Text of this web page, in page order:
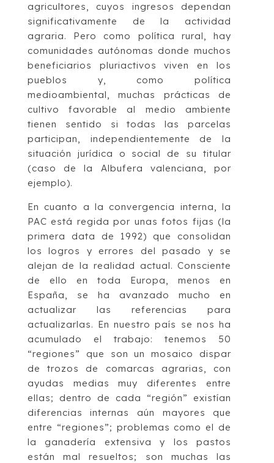
agricultores, cuyos ingresos dependan
significativamente de la actividad
agraria. Pero como política rural, hay
comunidades autónomas donde muchos
beneficiarios pluriactivos viven en los
pueblos y, como política
medioambiental, muchas prácticas de
cultivo favorable al medio ambiente
tienen sentido si todas las parcelas
participan, independientemente de la
situación jurídica o social de su titular
(caso de la Albufera valenciana, por
ejemplo).
En cuanto a la convergencia interna, la
PAC está regida por unas fotos fijas (la
primera data de 1992) que consolidan
los logros y errores del pasado y se
alejan de la realidad actual. Consciente
de ello en toda Europa, menos en
España, se ha avanzado mucho en
actualizar las referencias para
actualizarlas. En nuestro país se nos ha
acumulado el trabajo: tenemos 50
“regiones” que son un mosaico dispar
de trozos de comarcas agrarias, con
ayudas medias muy diferentes entre
ellas; dentro de cada “región” existían
diferencias internas aún mayores que
entre “regiones”; problemas como el de
la ganadería extensiva y los pastos
están mal resueltos; son muchas las